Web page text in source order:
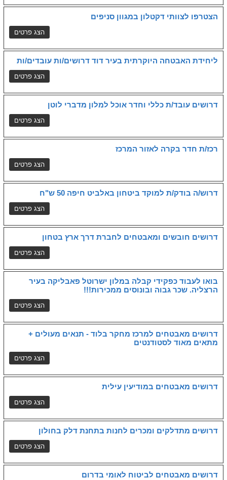
הצטרפו לצוותי דקטלון במגוון סניפים
ליחידת האבטחה היוקרתית בעיר דוד דרושים/ות עובדים/ות
דרושים עובד/ת כללי וחדר אוכל למלון מדברי לוטן
רכז/ת חדר בקרה לאזור המרכז
דרוש/ה בודק/ת למוקד ביטחון באלביט חיפה 50 ש"ח
דרושים חובשים ומאבטחים לחברת דרך ארץ בטחון
בואו לעבוד כפקידי קבלה במלון ישרוטל פאבליקה בעיר
הרצליה. שכר גבוה ובונוסים ממכירות!!!
דרושים מאבטחים למרכז מחקר בלוד - תנאים מעולים +
מתאים מאוד לסטודנטים
דרושים מאבטחים במודיעין עילית
דרושים מתדלקים ומכרים לחנות בתחנת דלק בחולון
דרושים מאבטחים לביטוח לאומי בדרום